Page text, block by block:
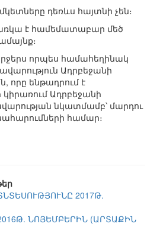
դեռևս հայտնի չեն։
է համեմատաբար մեծ
որպես համահեղինակ
Ադրբեջանի
որը ենթադրում է
Ադրբեջանի
նկատմամբ՝ մարդու
համար։
2017Թ.
ՆՈՅԵՄԲԵՐԻՆ (ԱՐՏԱՔԻՆ